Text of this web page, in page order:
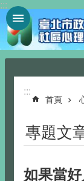
跳到主要內容區塊
:::
:::
首頁
專題文
如果當